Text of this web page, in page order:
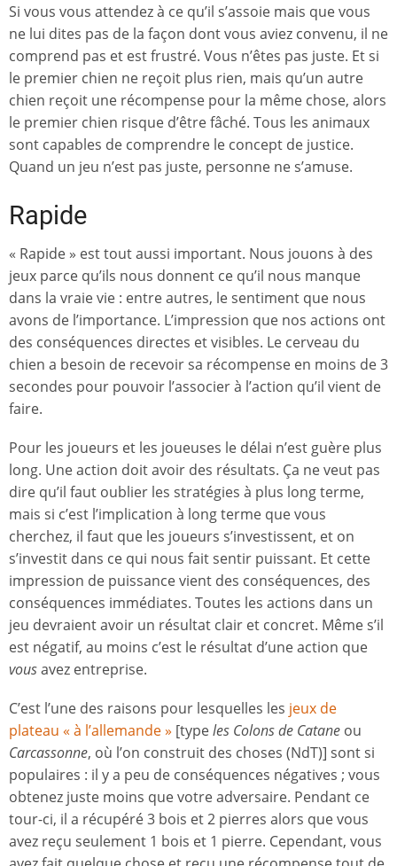
Si vous vous attendez à ce qu’il s’assoie mais que vous
ne lui dites pas de la façon dont vous aviez convenu, il ne
comprend pas et est frustré. Vous n’êtes pas juste. Et si
le premier chien ne reçoit plus rien, mais qu’un autre
chien reçoit une récompense pour la même chose, alors
le premier chien risque d’être fâché. Tous les animaux
sont capables de comprendre le concept de justice.
Quand un jeu n’est pas juste, personne ne s’amuse.
Rapide
« Rapide » est tout aussi important. Nous jouons à des
jeux parce qu’ils nous donnent ce qu’il nous manque
dans la vraie vie : entre autres, le sentiment que nous
avons de l’importance. L’impression que nos actions ont
des conséquences directes et visibles. Le cerveau du
chien a besoin de recevoir sa récompense en moins de 3
secondes pour pouvoir l’associer à l’action qu’il vient de
faire.
Pour les joueurs et les joueuses le délai n’est guère plus
long. Une action doit avoir des résultats. Ça ne veut pas
dire qu’il faut oublier les stratégies à plus long terme,
mais si c’est l’implication à long terme que vous
cherchez, il faut que les joueurs s’investissent, et on
s’investit dans ce qui nous fait sentir puissant. Et cette
impression de puissance vient des conséquences, des
conséquences immédiates. Toutes les actions dans un
jeu devraient avoir un résultat clair et concret. Même s’il
est négatif, au moins c’est le résultat d’une action que
vousavez entreprise.
C’est l’une des raisons pour lesquelles les jeux de
plateau « à l’allemande » [typeles Colons de Catane ou
Carcassonne, où l’on construit des choses (NdT)] sont si
populaires : il y a peu de conséquences négatives ; vous
obtenez juste moins que votre adversaire. Pendant ce
tour-ci, il a récupéré 3 bois et 2 pierres alors que vous
avez reçu seulement 1 bois et 1 pierre. Cependant, vous